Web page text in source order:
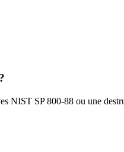
NIST SP 800-88 ou une